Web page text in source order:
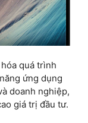
quá trình
ứng dụng
doanh nghiệp,
giá trị đầu tư.